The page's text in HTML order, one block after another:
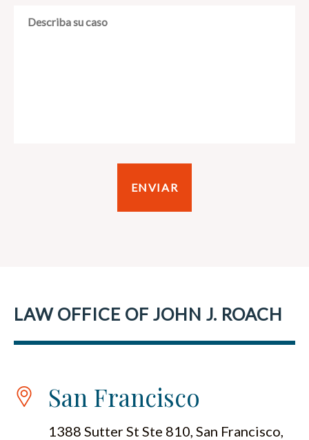
LAW OFFICE OF JOHN J. ROACH
San Francisco
1388 Sutter St Ste 810, San Francisco,